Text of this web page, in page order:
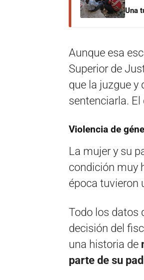
Una
Aunque esa
Superior de
que la juzgue y
sentenciarla.
Violencia de
La mujer y su
condición muy
época tuvieron
Todo los datos
decisión del
una historia de
parte de su